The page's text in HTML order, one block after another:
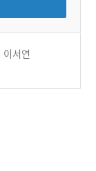
이서연